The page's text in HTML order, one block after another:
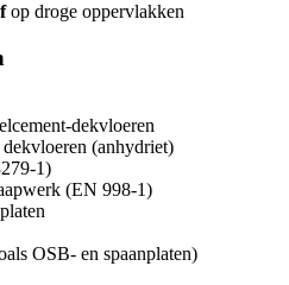
op droge oppervlakken
dekvloeren
(anhydriet)
1)
(EN 998-1)
OSB- en spaanplaten)